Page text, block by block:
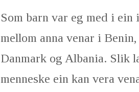
Som barn var eg med i
mellom anna venar i
Danmark og Albania. Slik
menneske ein kan vera